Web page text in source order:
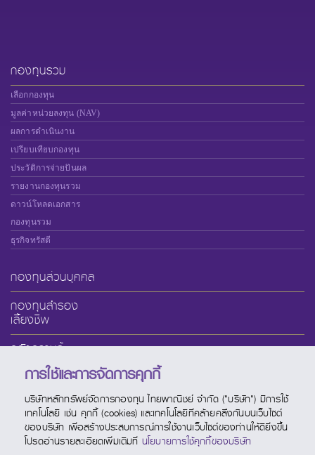
กองทุนรวม
เลือกกองทุน
มูลค่าหน่วยลงทุน (NAV)
ผลการดำเนินงาน
เปรียบเทียบกองทุน
ประวัติการจ่ายปันผล
รายงานกองทุนรวม
ดาวน์โหลดเอกสาร
กองทุนรวม
ธุรกิจทรัสตี
กองทุนส่วนบุคคล
กองทุนสำรอง
เลี้ยงชีพ
คลังความรู้
เกี่ยวกับ SCBAM
บริการออนไลน์
ช่องทางบริการ
การใช้และการจัดการคุกกี้
บริษัทหลักทรัพย์จัดการกองทุน ไทยพาณิชย์ จำกัด ("บริษัท") มีการใช้
เทคโนโลยี เช่น คุกกี้ (cookies) และเทคโนโลยีที่คล้ายคลึงกันบนเว็บไซต์
ของบริษัท เพื่อสร้างประสบการณ์การใช้งานเว็บไซต์ของท่านให้ดียิ่งขึ้น
โปรดอ่านรายละเอียดเพิ่มเติมที่ นโยบายการใช้คุกกี้ของบริษัท